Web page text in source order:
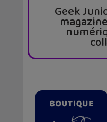
Geek